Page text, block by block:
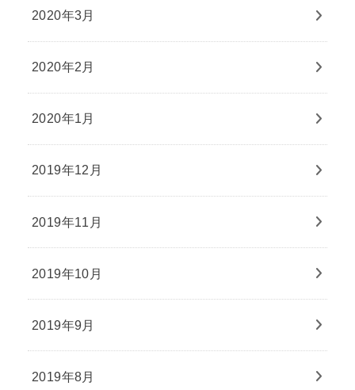
2020年3月
2020年2月
2020年1月
2019年12月
2019年11月
2019年10月
2019年9月
2019年8月